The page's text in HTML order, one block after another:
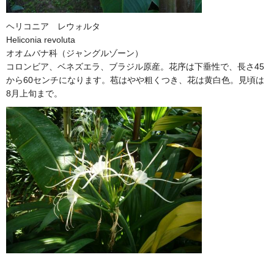
ヘリコニア レウォルタ
Heliconia revoluta
オオムバナ科（ジャングルゾーン）
コロンビア、ベネズエラ、ブラジル原産。花序は下垂性で、長さ45
から60センチになります。苞はやや粗くつき、花は黄白色。見頃は
8月上旬まで。